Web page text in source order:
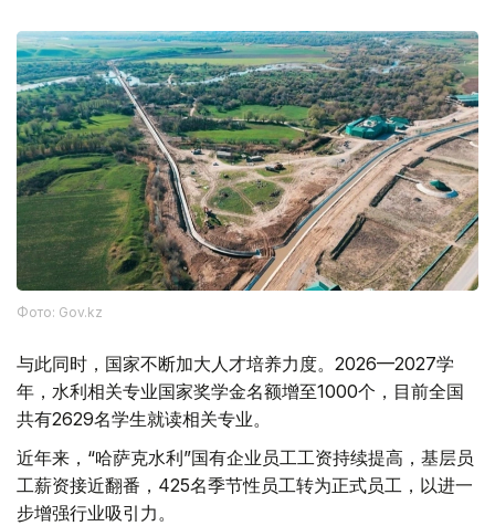
Фото: Gov.kz
与此同时，国家不断加大人才培养力度。2026—2027学
年，水利相关专业国家奖学金名额增至1000个，目前全国
共有2629名学生就读相关专业。
近年来，“哈萨克水利”国有企业员工工资持续提高，基层员
工薪资接近翻番，425名季节性员工转为正式员工，以进一
步增强行业吸引力。